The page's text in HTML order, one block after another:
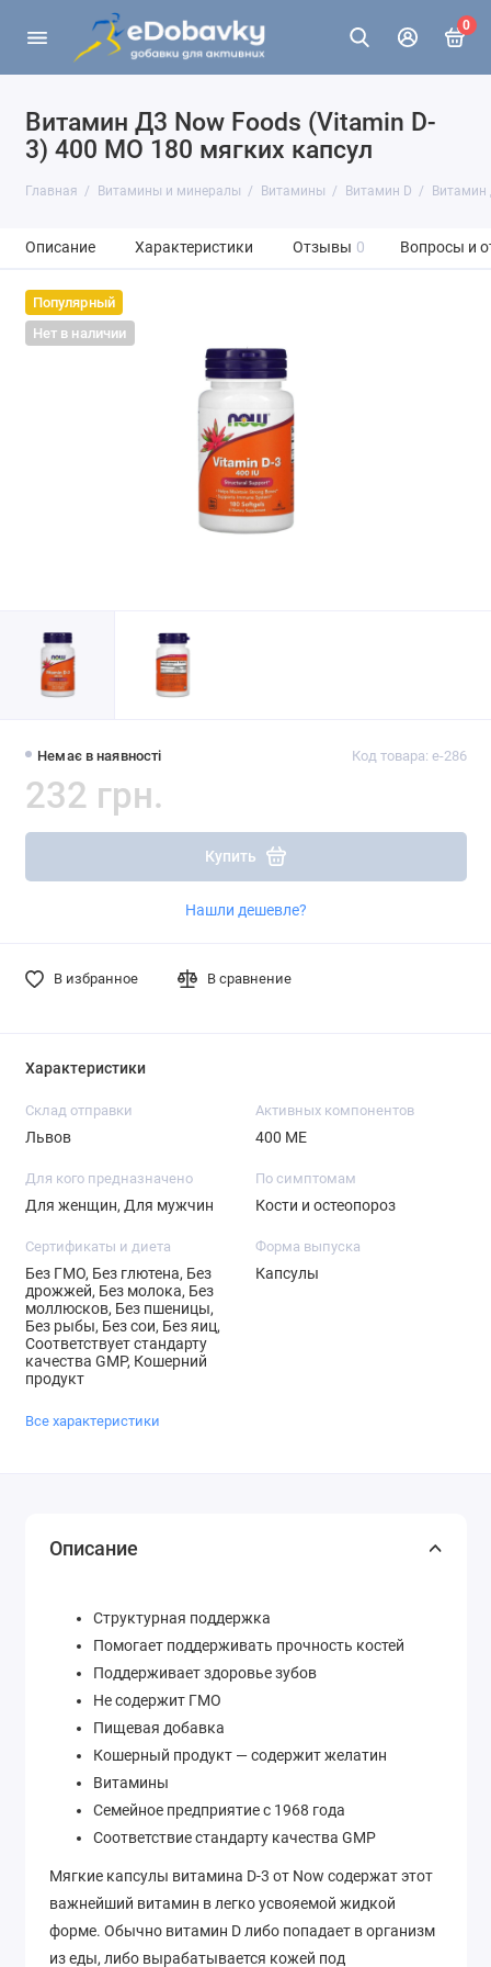
0
Витамин Д3 Now Foods (Vitamin D-
3) 400 МО 180 мягких капсул
Главная Витамины и минералы Витамины Витамин D Витамин
Описание Характеристики Отзывы 0 Вопросы и
Популярный
Нет в наличии
Немає в наявності Код товара: e-286
232 грн.
Купить
Нашли дешевле?
В избранное В сравнение
Характеристики
Склад отправки
Львов
Активных компонентов
400 МЕ
Для кого предназначено
Для женщин, Для мужчин
По симптомам
Кости и остеопороз
Сертификаты и диета
Без ГМО, Без глютена, Без
дрожжей, Без молока, Без
моллюсков, Без пшеницы,
Без рыбы, Без сои, Без яиц,
Соответствует стандарту
качества GMP, Кошерний
продукт
Форма выпуска
Капсулы
Все характеристики
Описание
Структурная поддержка
Помогает поддерживать прочность костей
Поддерживает здоровье зубов
Не содержит ГМО
Пищевая добавка
Кошерный продукт — содержит желатин
Витамины
Семейное предприятие с 1968 года
Соответствие стандарту качества GMP
Мягкие капсулы витамина D-3 от Now содержат этот
важнейший витамин в легко усвояемой жидкой
форме. Обычно витамин D либо попадает в организм
из еды, либо вырабатывается кожей под